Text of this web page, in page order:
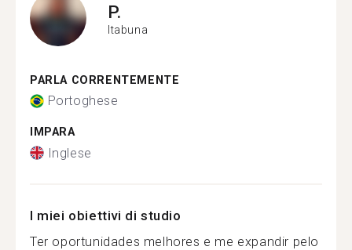
P.
Itabuna
PARLA CORRENTEMENTE
Portoghese
IMPARA
Inglese
I miei obiettivi di studio
Ter oportunidades melhores e me expandir pelo